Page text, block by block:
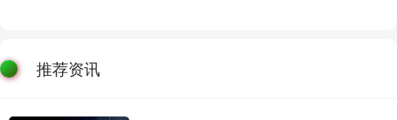
推荐资讯